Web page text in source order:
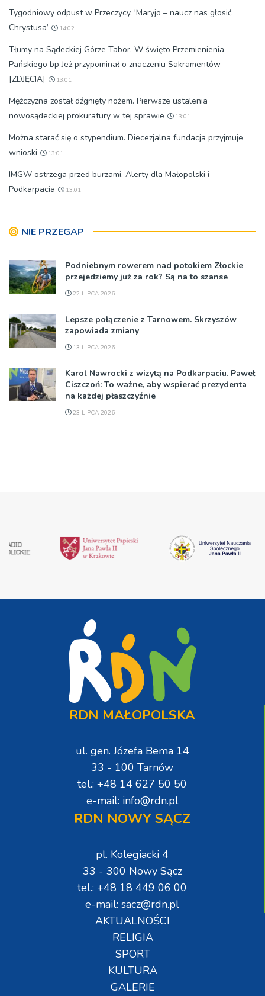
Tygodniowy odpust w Przeczycy. 'Maryjo – naucz nas głosić
Chrystusa’
14:02
Tłumy na Sądeckiej Górze Tabor. W święto Przemienienia
Pańskiego bp Jeż przypominał o znaczeniu Sakramentów
[ZDJĘCIA]
13:01
Mężczyzna został dźgnięty nożem. Pierwsze ustalenia
nowosądeckiej prokuratury w tej sprawie
13:01
Można starać się o stypendium. Diecezjalna fundacja przyjmuje
wnioski
13:01
IMGW ostrzega przed burzami. Alerty dla Małopolski i
Podkarpacia
13:01
NIE PRZEGAP
Podniebnym rowerem nad potokiem Złockie
przejedziemy już za rok? Są na to szanse
22 LIPCA 2026
Lepsze połączenie z Tarnowem. Skrzyszów
zapowiada zmiany
13 LIPCA 2026
Karol Nawrocki z wizytą na Podkarpaciu. Paweł
Ciszczoń: To ważne, aby wspierać prezydenta
na każdej płaszczyźnie
23 LIPCA 2026
RDN MAŁOPOLSKA
ul. gen. Józefa Bema 14
33 - 100 Tarnów
tel.: +48 14 627 50 50
e-mail: info@rdn.pl
RDN NOWY SĄCZ
pl. Kolegiacki 4
33 - 300 Nowy Sącz
tel.: +48 18 449 06 00
e-mail: sacz@rdn.pl
AKTUALNOŚCI
RELIGIA
SPORT
KULTURA
GALERIE